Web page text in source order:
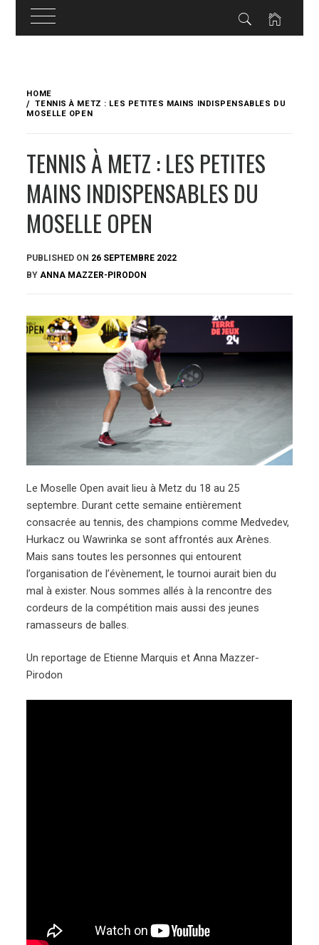
content
HOME
TENNIS À METZ : LES PETITES MAINS INDISPENSABLES DU
MOSELLE OPEN
TENNIS À METZ : LES PETITES
MAINS INDISPENSABLES DU
MOSELLE OPEN
PUBLISHED ON 26 SEPTEMBRE 2022
BY ANNA MAZZER-PIRODON
Le Moselle Open avait lieu à Metz du 18 au 25
septembre. Durant cette semaine entièrement
consacrée au tennis, des champions comme Medvedev,
Hurkacz ou Wawrinka se sont affrontés aux Arènes.
Mais sans toutes les personnes qui entourent
l’organisation de l’évènement, le tournoi aurait bien du
mal à exister. Nous sommes allés à la rencontre des
cordeurs de la compétition mais aussi des jeunes
ramasseurs de balles.
Un reportage de Etienne Marquis et Anna Mazzer-
Pirodon